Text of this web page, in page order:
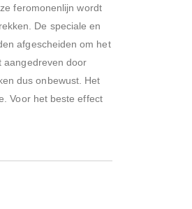
feromonenlijn wordt
De speciale en
afgescheiden om het
aangedreven door
dus onbewust. Het
Voor het beste effect